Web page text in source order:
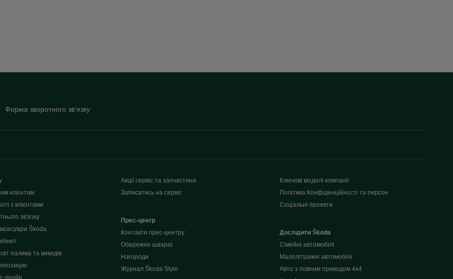
Форма зворотного зв'язку
клієнтам
з клієнтами
зв'язку
Škoda
палива та викидів
драйв
Акції сервіс та запчастини
Записатись на сервіс
Прес-центр
Контакти прес-центру
Обережно шахраї
Нагороди
Журнал Škoda Style
Ключові моделі компанії
Політика Конфіденційності та персон
Соціальні проекти
Дослідити Škoda
Сімейні автомобілі
Малолітражні автомобілі
Авто з повним приводом 4x4